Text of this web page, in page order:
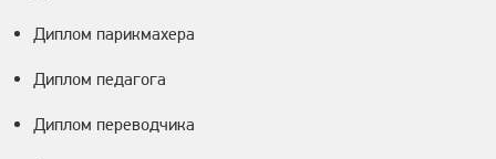
Диплом парикмахера
Диплом педагога
Диплом переводчика